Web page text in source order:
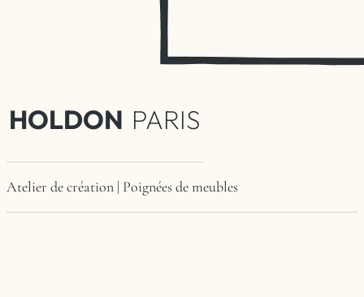
HOLDON PARIS
Atelier de création | Poignées de meubles